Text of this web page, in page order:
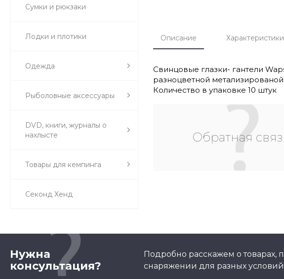
Сумки и рюкзаки
Лодки и плотики
Одежда
Рыболовные аксессуары
DVD, книги, журналы о
нахлысте
Товары для кемпинга
Секонд Хенд
Описание Характеристики
Свинцовые глазки- гантели
разноцветной
Количество в упаковке 10 штук
Обратная
Нужна
консультация?
Подробно расскажем о
снаряжении для разных